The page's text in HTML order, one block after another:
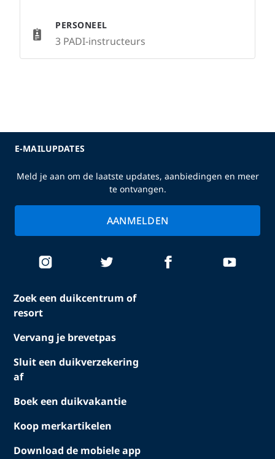
PERSONEEL
3 PADI-instructeurs
Zoek een duikcentrum of
resort
Vervang je brevetpas
Sluit een duikverzekering
af
Boek een duikvakantie
Koop merkartikelen
Download de mobiele app
E-MAILUPDATES
Meld je aan om de laatste updates, aanbiedingen en meer
te ontvangen.
AANMELDEN